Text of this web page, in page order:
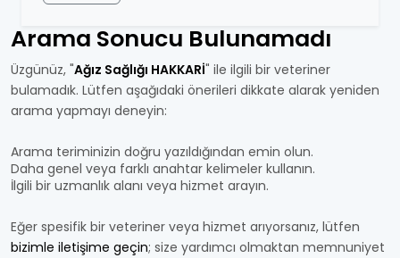
Arama Sonucu Bulunamadı
Üzgünüz, "Ağız Sağlığı HAKKARİ" ile ilgili bir veteriner
bulamadık. Lütfen aşağıdaki önerileri dikkate alarak yeniden
arama yapmayı deneyin:
Arama teriminizin doğru yazıldığından emin olun.
Daha genel veya farklı anahtar kelimeler kullanın.
İlgili bir uzmanlık alanı veya hizmet arayın.
Eğer spesifik bir veteriner veya hizmet arıyorsanız, lütfen
bizimle iletişime geçin; size yardımcı olmaktan memnuniyet